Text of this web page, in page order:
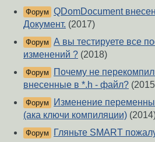
Форум QDomDocument
Документ. (2017)
Форум А вы тестируете все
изменений ? (2018)
Форум
Почему не
внесенные в *.h - файл?
Форум
Изменение
(ака ключи компиляции)
Форум Гляньте SMART